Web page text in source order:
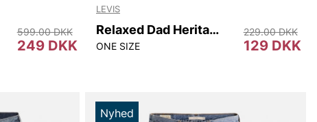
249 DKK
599.00 DKK
LEVIS
Relaxed Dad Heritage Cap
ONE SIZE 129 DKK
229.00 DKK
Nyhed